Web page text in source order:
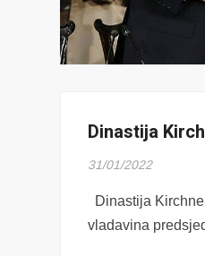
Dinastija
31/01/2022
Dinastija
vladavina